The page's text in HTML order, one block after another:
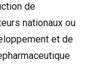
de
nationaux ou
et de